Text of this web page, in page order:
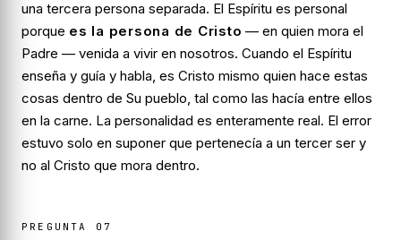
una tercera persona separada. El Espíritu es personal
porque es la persona de Cristo — en quien mora el
Padre — venida a vivir en nosotros. Cuando el Espíritu
enseña y guía y habla, es Cristo mismo quien hace estas
cosas dentro de Su pueblo, tal como las hacía entre ellos
en la carne. La personalidad es enteramente real. El error
estuvo solo en suponer que pertenecía a un tercer ser y
no al Cristo que mora dentro.
PREGUNTA 07